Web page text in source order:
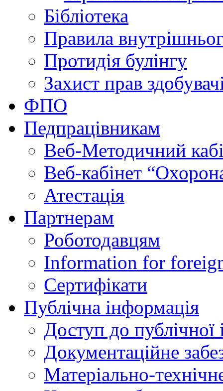
Бібліотека
Правила
Протидія булінгу
Захист прав
ФПО
Педпрацівникам
Веб-Методичний
Веб-кабінет
Атестація
Партнерам
Роботодавцям
Information for
Сертифікати
Публічна інформація
Доступ до публічної
Документаційне
Матеріально-